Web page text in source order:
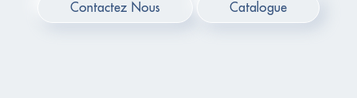
Contactez Nous Catalogue